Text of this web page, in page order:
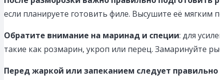
если планируете готовить филе. Высушите её
Обратите внимание на маринад и специи: для
такие как розмарин, укроп или перец. Замаринуйте
Перед жаркой или запеканием следует